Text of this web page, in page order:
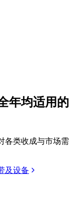
年均适用的
各类收成与市场需
及设备